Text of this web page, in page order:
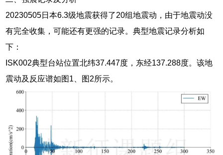
20230505日本6.3级地震获得了20组地震动，由于地震动没
有完全收集，可能还有更强的记录。典型地震记录分析如
下：
ISK002典型台站位置北纬37.447度，东经137.288度。该地
震动及反应谱如图1、图2所示。